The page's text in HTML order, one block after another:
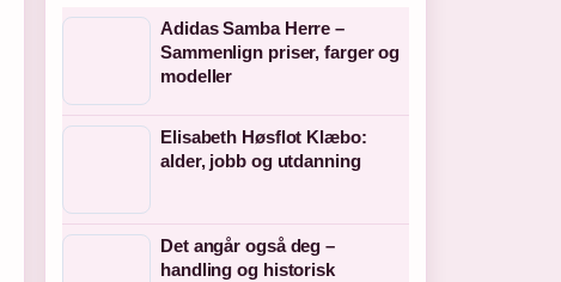
Adidas Samba Herre –
Sammenlign priser, farger og
modeller
Elisabeth Høsflot Klæbo:
alder, jobb og utdanning
Det angår også deg –
handling og historisk